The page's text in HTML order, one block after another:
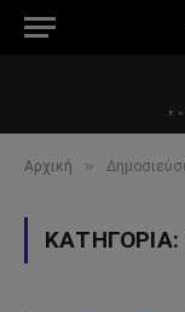
Αρχική »
ΚΑΤΗΓΟΡΊΑ: